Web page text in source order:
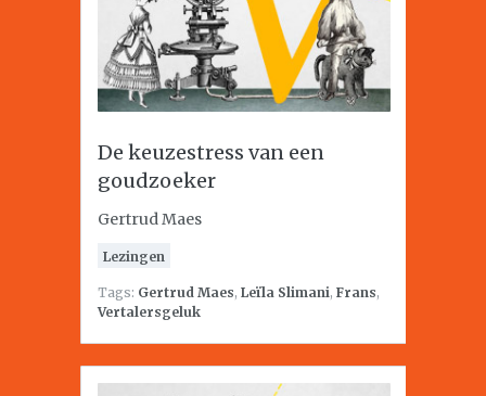
De keuzestress van een
goudzoeker
Gertrud Maes
Lezingen
Tags: Gertrud Maes, Leïla Slimani, Frans,
Vertalersgeluk